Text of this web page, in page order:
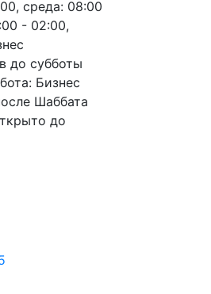
среда: 08:00
- 02:00,
до субботы
Бизнес
Шаббата
до